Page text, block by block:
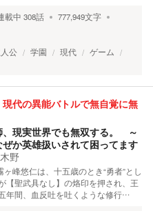
載中 308話 777,949文字
公 学園 現代
ゲーム
代の異能バトルで無自覚に無
、現実世界でも無双する。 ～
か英雄扱いされて困ってます
野
峰悠仁は、十五歳のとき“勇者”とし
【聖武具なし】の烙印を押され、王
年間、血反吐を吐くような修行…